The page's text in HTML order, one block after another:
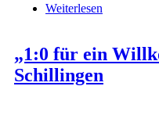
Weiterlesen
„1:0 für ein
Schillingen